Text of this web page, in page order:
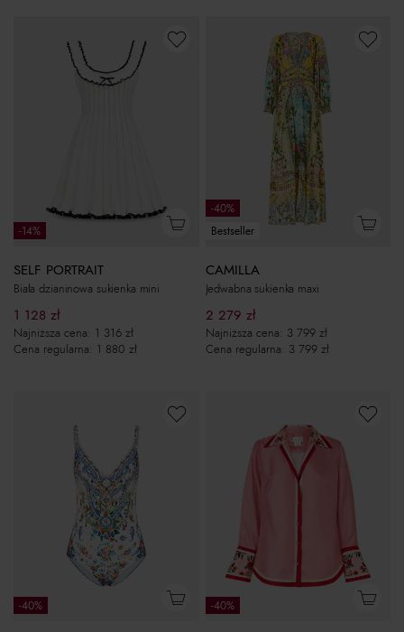
-14%
SELF PORTRAIT
Biała dzianinowa sukienka mini
1 128 zł
Najniższa cena: 1 316 zł
Cena regularna: 1 880 zł
-40%
Bestseller
CAMILLA
Jedwabna sukienka maxi
2 279 zł
Najniższa cena: 3 799 zł
Cena regularna: 3 799 zł
-40% -40%